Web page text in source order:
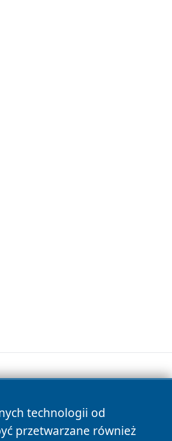
technologii od
przetwarzane również